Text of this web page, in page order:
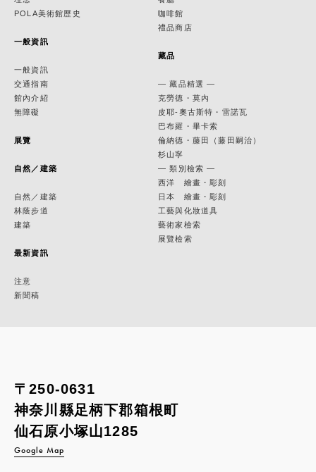
POLA美術館歷史
一般資訊
一般資訊
交通指南
館內介紹
無障礙
展覽
自然／建築
自然／建築
林蔭步道
建築
最新資訊
注意
新聞稿
咖啡館
禮品商店
藏品
— 藏品精選 —
克勞德・莫內
皮耶-奧古斯特・雷諾瓦
巴布羅・畢卡索
倫納德・藤田（藤田嗣治）
杉山寧
— 類別檢索 —
西洋 繪畫・彫刻
日本 繪畫・彫刻
工藝與化妝道具
藝術家檢索
展覽檢索
〒250-0631
神奈川縣足柄下郡箱根町
仙石原小塚山1285
Google Map